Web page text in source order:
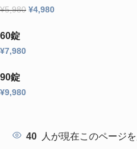
¥5,980 ¥4,980
60錠
¥7,980
90錠
¥9,980
40 人が現在このページ